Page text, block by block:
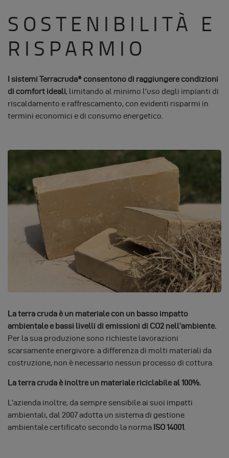
SOSTENIBILITÀ E
RISPARMIO
I sistemi Terracruda® consentono di raggiungere condizioni
di comfort ideali, limitando al minimo l'uso degli impianti di
riscaldamento e raffrescamento, con evidenti risparmi in
termini economici e di consumo energetico.
La terra cruda è un materiale con un basso impatto
ambientale e bassi livelli di emissioni di CO2 nell’ambiente.
Per la sua produzione sono richieste lavorazioni
scarsamente energivore: a differenza di molti materiali da
costruzione, non è necessario nessun processo di cottura.
La terra cruda è inoltre un materiale riciclabile al 100%.
L’azienda inoltre, da sempre sensibile ai suoi impatti
ambientali, dal 2007 adotta un sistema di gestione
ambientale certificato secondo la norma ISO 14001